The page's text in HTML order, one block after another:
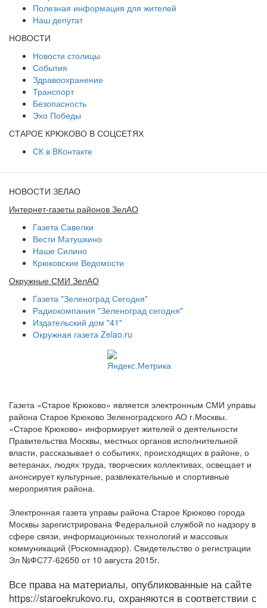
Полезная информация для жителей
Наш депутат
НОВОСТИ
Новости столицы
События
Здравоохранение
Транспорт
Безопасность
Эхо Победы
СТАРОЕ КРЮКОВО В СОЦСЕТЯХ
СК в ВКонтакте
НОВОСТИ ЗЕЛАО
Интернет-газеты районов ЗелАО
Газета Савелки
Вести Матушкино
Наше Силино
Крюковские Ведомости
Окружные СМИ ЗелАО
Газета "Зеленоград Сегодня"
Радиокомпания "Зеленоград сегодня"
Издательский дом "41"
Окружная газета Zelao.ru
Газета «Старое Крюково» является электронным СМИ управы
района Старое Крюково Зеленоградского АО г.Москвы.
«Старое Крюково» информирует жителей о деятельности
Правительства Москвы, местных органов исполнительной
власти, рассказывает о событиях, происходящих в районе, о
ветеранах, людях труда, творческих коллективах, освещает и
анонсирует культурные, развлекательные и спортивные
мероприятия района.
Электронная газета управы района Старое Крюково города
Москвы зарегистрирована Федеральной службой по надзору в
сфере связи, информационных технологий и массовых
коммуникаций (Роскомнадзор). Свидетельство о регистрации
Эл №ФС77-62650 от 10 августа 2015г.
Все права на материалы, опубликованные на сайте
https://staroekrukovo.ru, охраняются в соответствии с